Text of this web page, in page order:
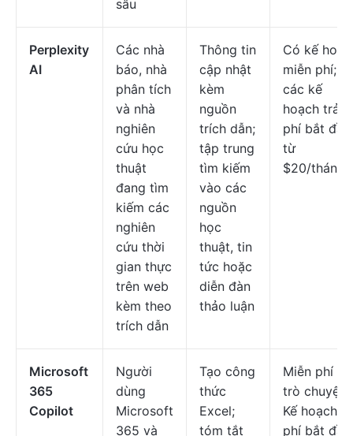
sâu
Perplexity
AI
Các nhà
báo, nhà
phân tích
và nhà
nghiên
cứu học
thuật
đang tìm
kiếm các
nghiên
cứu thời
gian thực
trên web
kèm theo
trích dẫn
Thông tin
cập nhật
kèm
nguồn
trích dẫn;
tập trung
tìm kiếm
vào các
nguồn
học
thuật, tin
tức hoặc
diễn đàn
thảo luận
Có kế
miễn phí;
các kế
hoạch trả
phí bắt đầu
từ
$20/tháng
Microsoft
365
Copilot
Người
dùng
Microsoft
365 và
Tạo công
thức
Excel;
tóm tắt
Miễn phí
trò
Kế hoạch
phí bắt đầu